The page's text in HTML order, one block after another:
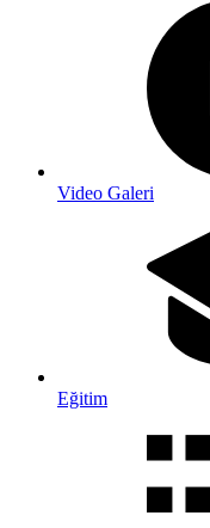
Video Galeri
Eğitim